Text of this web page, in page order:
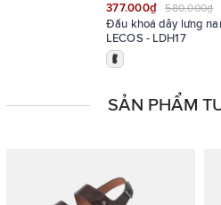
377.000₫ 580.000₫
Đầu khoá dây lưng
LECOS - LDH17
SẢN PHẨM